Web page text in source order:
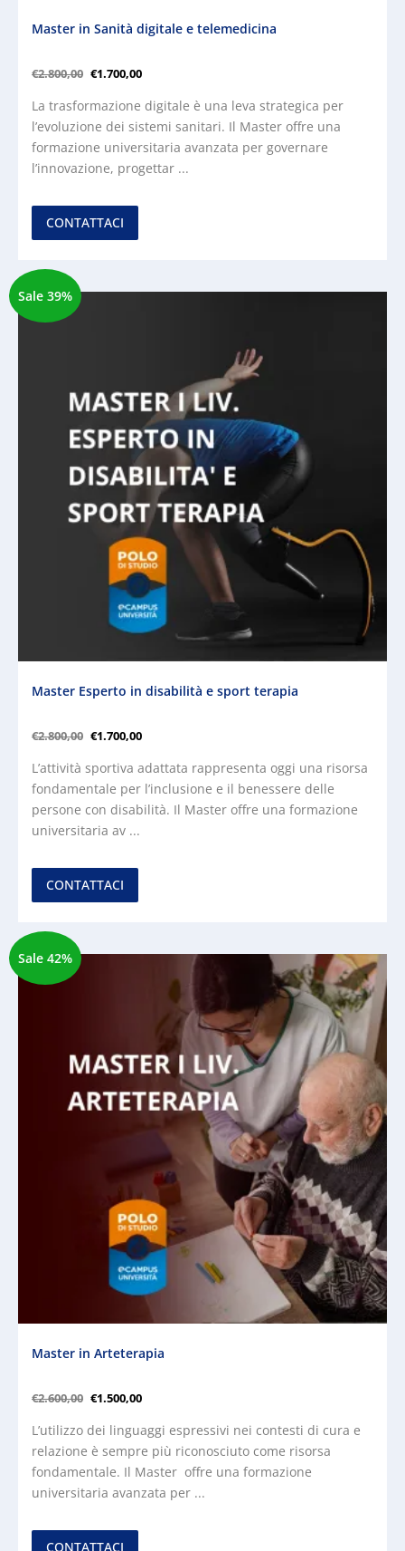
Master in Sanità digitale e telemedicina
€2.800,00 €1.700,00
La trasformazione digitale è una leva strategica per
l’evoluzione dei sistemi sanitari. Il Master offre una
formazione universitaria avanzata per governare
l’innovazione, progettar ...
CONTATTACI
Sale 39%
Master Esperto in disabilità e sport terapia
€2.800,00 €1.700,00
L’attività sportiva adattata rappresenta oggi una risorsa
fondamentale per l’inclusione e il benessere delle
persone con disabilità. Il Master offre una formazione
universitaria av ...
CONTATTACI
Sale 42%
Master in Arteterapia
€2.600,00 €1.500,00
L’utilizzo dei linguaggi espressivi nei contesti di cura e
relazione è sempre più riconosciuto come risorsa
fondamentale. Il Master offre una formazione
universitaria avanzata per ...
CONTATTACI